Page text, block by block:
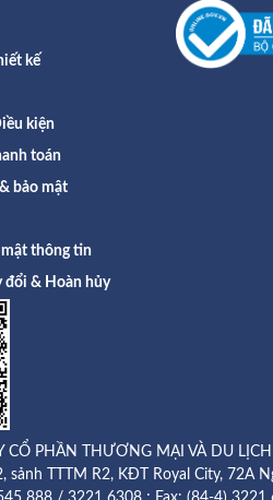
kế
kiện
toán
bảo mật
thông tin
đổi & Hoàn hủy
CỔ PHẦN THƯƠNG MẠI VÀ DU
sảnh TTTM R2, KĐT Royal City, 72A